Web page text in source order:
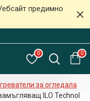
предимно
0 0
за огледала
ILO Technol